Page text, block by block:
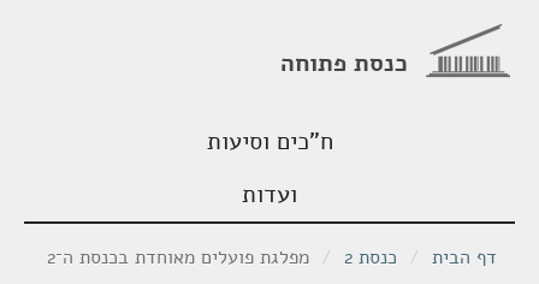
כנסת פתוחה
ח"כים וסיעות
ועדות
דף הבית / כנסת 2 / מפלגת פועלים מאוחדת בכנסת ה־2